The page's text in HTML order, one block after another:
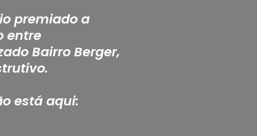
premiado a
entre
Bairro Berger,
está aqui: